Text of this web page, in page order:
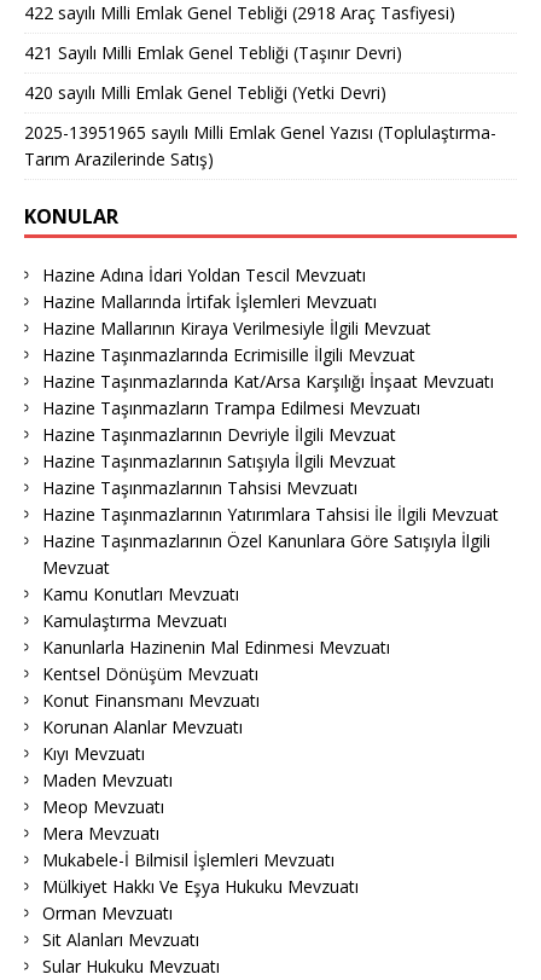
422 sayılı Milli Emlak Genel Tebliği (2918 Araç Tasfiyesi)
421 Sayılı Milli Emlak Genel Tebliği (Taşınır Devri)
420 sayılı Milli Emlak Genel Tebliği (Yetki Devri)
2025-13951965 sayılı Milli Emlak Genel Yazısı (Toplulaştırma-
Tarım Arazilerinde Satış)
KONULAR
Hazine Adına İdari Yoldan Tescil Mevzuatı
Hazine Mallarında İrtifak İşlemleri Mevzuatı
Hazine Mallarının Kiraya Verilmesiyle İlgili Mevzuat
Hazine Taşınmazlarında Ecrimisille İlgili Mevzuat
Hazine Taşınmazlarında Kat/Arsa Karşılığı İnşaat Mevzuatı
Hazine Taşınmazların Trampa Edilmesi Mevzuatı
Hazine Taşınmazlarının Devriyle İlgili Mevzuat
Hazine Taşınmazlarının Satışıyla İlgili Mevzuat
Hazine Taşınmazlarının Tahsisi Mevzuatı
Hazine Taşınmazlarının Yatırımlara Tahsisi İle İlgili Mevzuat
Hazine Taşınmazlarının Özel Kanunlara Göre Satışıyla İlgili
Mevzuat
Kamu Konutları Mevzuatı
Kamulaştırma Mevzuatı
Kanunlarla Hazinenin Mal Edinmesi Mevzuatı
Kentsel Dönüşüm Mevzuatı
Konut Finansmanı Mevzuatı
Korunan Alanlar Mevzuatı
Kıyı Mevzuatı
Maden Mevzuatı
Meop Mevzuatı
Mera Mevzuatı
Mukabele-İ Bilmisil İşlemleri Mevzuatı
Mülkiyet Hakkı Ve Eşya Hukuku Mevzuatı
Orman Mevzuatı
Sit Alanları Mevzuatı
Sular Hukuku Mevzuatı